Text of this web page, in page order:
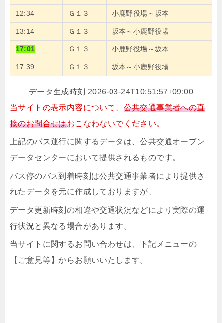
12:34 Ｇ１３ 小鹿野役場～坂本
13:14 Ｇ１３ 坂本～小鹿野役場
17:01 Ｇ１３ 小鹿野役場～坂本
17:39 Ｇ１３ 坂本～小鹿野役場
データ生成時刻 2026-03-24T10:51:57+09:00
当サイトの表示内容について、 公共交通事業者への直
接のお問合せはおこなわないでください。
上記のバス運行に関するデータは、公共交通オープン
データセンターにおいて提供されるものです。
バス停のバス到着時刻は公共交通事業者により提供さ
れたデータを元に作成しておりますが、
データ更新時刻の相違や交通状況などにより実際の運
行状況と異なる場合があります。
当サイトに関するお問い合わせは、下記メニューの
【ご意見等】からお願いいたします。